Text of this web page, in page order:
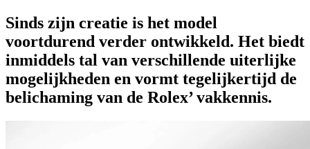
Sinds zijn creatie is het model
voortdurend verder ontwikkeld. Het biedt
inmiddels tal van verschillende uiterlijke
mogelijkheden en vormt tegelijkertijd de
belichaming van de Rolex’ vakkennis.